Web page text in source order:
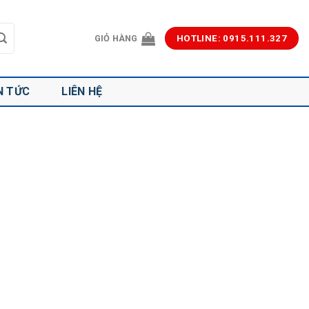
GIỎ HÀNG HOTLINE: 0915.111.327
TỨC LIÊN HỆ